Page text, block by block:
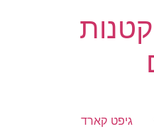
גיפט קארד